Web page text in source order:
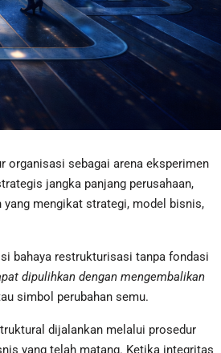
organisasi sebagai arena eksperimen
jangka panjang perusahaan,
yang mengikat strategi, model bisnis,
bahaya restrukturisasi tanpa fondasi
dipulihkan dengan mengembalikan
simbol perubahan semu.
dijalankan melalui prosedur
yang telah matang. Ketika integritas